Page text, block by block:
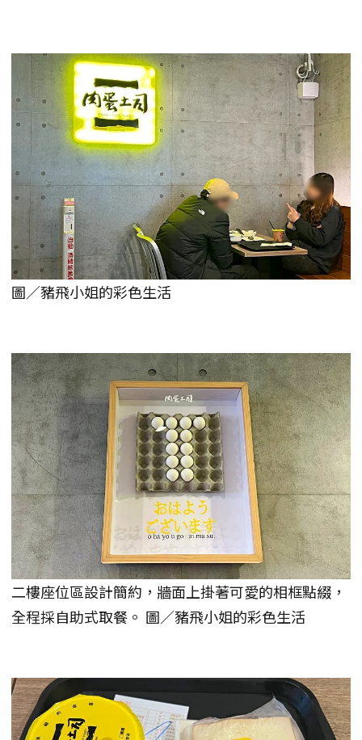
圖／豬飛小姐的彩色生活
二樓座位區設計簡約，牆面上掛著可愛的相框點綴，
全程採自助式取餐。 圖／豬飛小姐的彩色生活